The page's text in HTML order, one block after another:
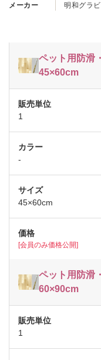
メーカー 明和グラ
ペット用防滑
45×60cm
1
-
45×60cm
[会員のみ価格公開]
ペット用防滑
60×90cm
1